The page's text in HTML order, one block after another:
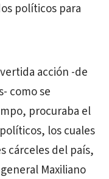
políticos para
acción -de
como se
procuraba el
los cuales
cárceles del país,
Maxiliano